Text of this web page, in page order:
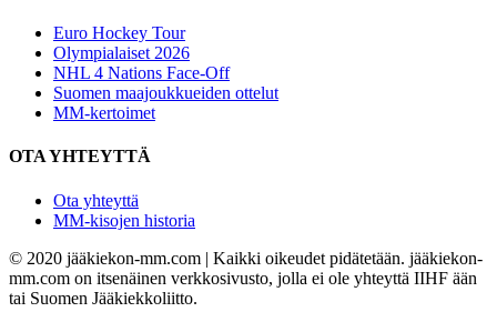
Euro Hockey Tour
Olympialaiset 2026
NHL 4 Nations Face-Off
Suomen maajoukkueiden ottelut
MM-kertoimet
OTA YHTEYTTÄ
Ota yhteyttä
MM-kisojen historia
© 2020 jääkiekon-mm.com | Kaikki oikeudet pidätetään. jääkiekon-
mm.com on itsenäinen verkkosivusto, jolla ei ole yhteyttä IIHF ään
tai Suomen Jääkiekkoliitto.